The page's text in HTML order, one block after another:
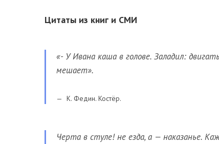
Цитаты из книг и СМИ
«- У Ивана каша в голове. Заладил:
мешает».
К. Федин. Костёр.
Черта в стуле! не езда, а — наказанье.